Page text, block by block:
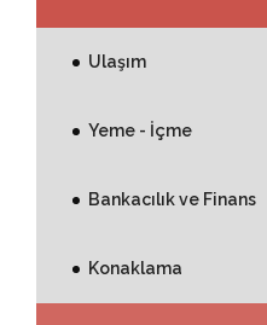
Ulaşım
Yeme - İçme
Bankacılık ve Finans
Konaklama